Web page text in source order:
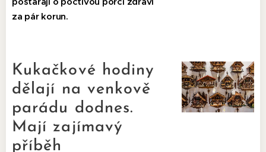
za pár korun.
Kukačkové hodiny
dělají na venkově
parádu dodnes.
Mají zajímavý
příběh